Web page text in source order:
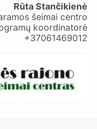
Rūta Stančikienė
šeimai centro
koordinatorė
+37061469012